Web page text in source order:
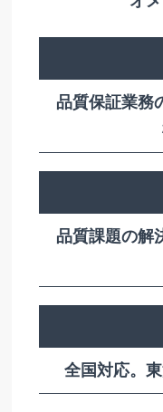
品質保証業務
品質課題の解
全国対応。